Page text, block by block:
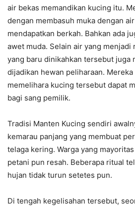
air bekas memandikan kucing itu.
dengan membasuh muka dengan
mendapatkan berkah. Bahkan ada
awet muda. Selain air yang menjadi
yang baru dinikahkan tersebut juga
dijadikan hewan peliharaan.
memelihara kucing tersebut dapat
bagi sang pemilik.
Tradisi Manten Kucing sendiri
kemarau panjang yang membuat
telaga kering. Warga yang
petani pun resah. Beberapa ritual
hujan tidak turun setetes pun.
Di tengah kegelisahan tersebut,